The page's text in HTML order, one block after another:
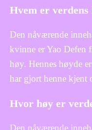
Hvem er verdens
Den nåværende
kvinne er Yao Defen
høy. Hennes høyde
har gjort henne kjent
Hvor høy er
Den nåværende